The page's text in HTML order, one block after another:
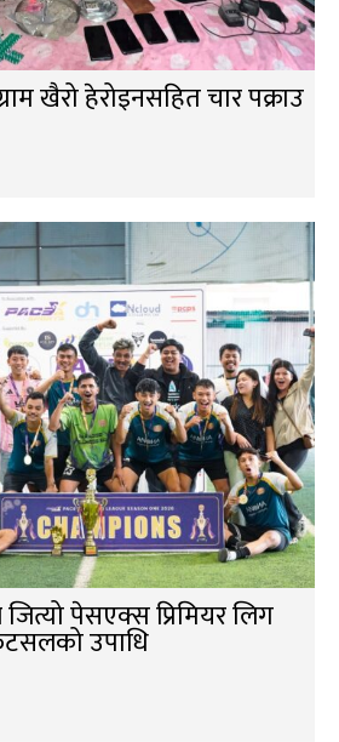
खैरो हेरोइनसहित चार पक्राउ
पेसएक्स प्रिमियर लिग
उपाधि